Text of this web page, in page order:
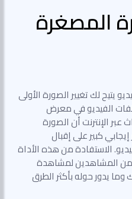
المصغرة
يتيح لك تغيير الصورة الأولى
الفيديو في معرض
الإنترنت أن الصورة
كبير على إقبال
الاستفادة من هذه الأداة
من المشاهدين لمشاهدة
يدور حوله بأكثر الطرق